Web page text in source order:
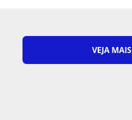
VEJA MAIS